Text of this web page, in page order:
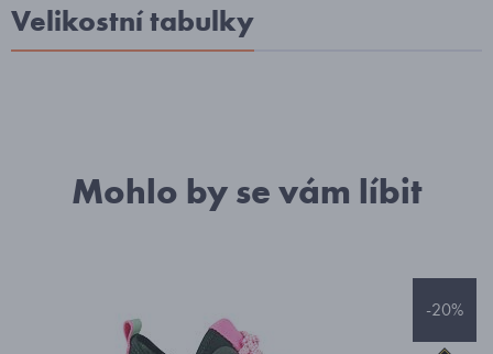
Velikostní tabulky
Mohlo by se vám líbit
-20%